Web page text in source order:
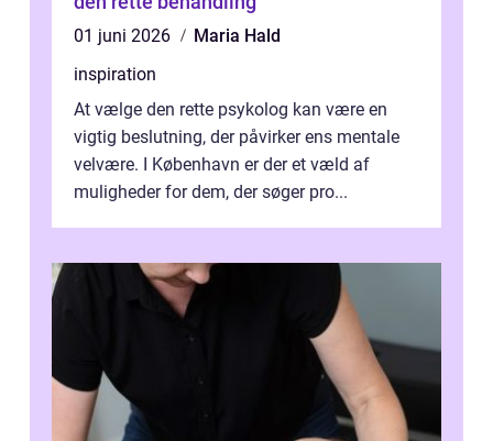
01 juni 2026
Maria Hald
inspiration
At vælge den rette psykolog kan være en
vigtig beslutning, der påvirker ens mentale
velvære. I København er der et væld af
muligheder for dem, der søger pro...